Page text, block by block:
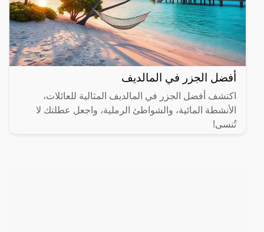
أفضل الجزر في المالديف
اكتشف أفضل الجزر في المالديف المثالية للعائلات،
الأنشطة المائية، والشواطئ الرملية، واجعل عطلتك لا
تُنسى!